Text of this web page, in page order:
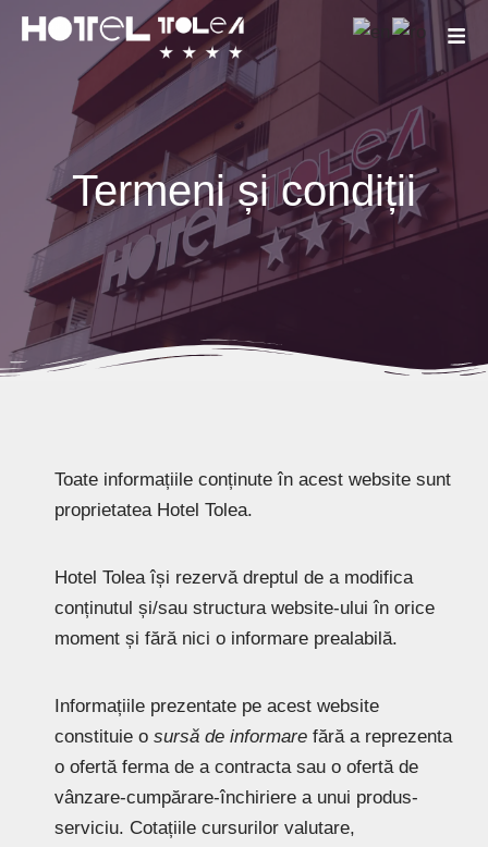
Termeni și condiții
Toate informațiile conținute în acest website sunt
proprietatea Hotel Tolea.
Hotel Tolea își rezervă dreptul de a modifica
conținutul și/sau structura website-ului în orice
moment și fără nici o informare prealabilă.
Informațiile prezentate pe acest website
constituie o sursă de informare fără a reprezenta
o ofertă ferma de a contracta sau o ofertă de
vânzare-cumpărare-închiriere a unui produs-
serviciu. Cotațiile cursurilor valutare,